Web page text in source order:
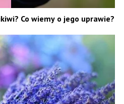
Co wiemy o jego uprawie?